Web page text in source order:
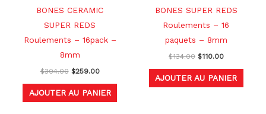
BONES CERAMIC
SUPER REDS
Roulements – 16pack –
8mm
$304.00 $259.00
AJOUTER AU PANIER
BONES SUPER REDS
Roulements – 16
paquets – 8mm
$134.00 $110.00
AJOUTER AU PANIER